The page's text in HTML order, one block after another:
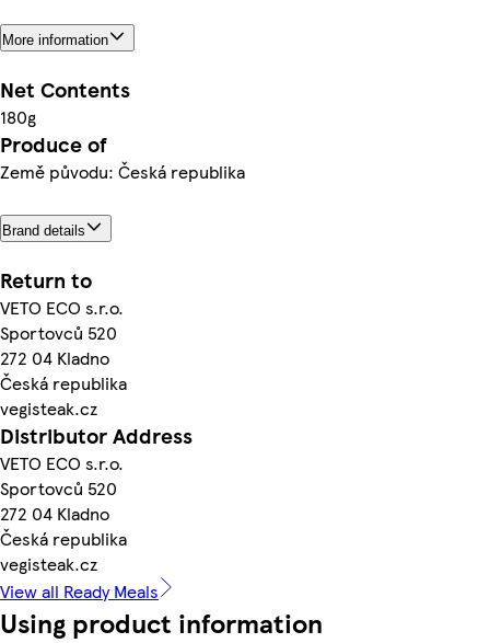
More information
Net Contents
180g
Produce of
Země původu: Česká republika
Brand details
Return to
VETO ECO s.r.o.
Sportovců 520
272 04 Kladno
Česká republika
vegisteak.cz
Distributor Address
VETO ECO s.r.o.
Sportovců 520
272 04 Kladno
Česká republika
vegisteak.cz
View all Ready Meals
Using product information